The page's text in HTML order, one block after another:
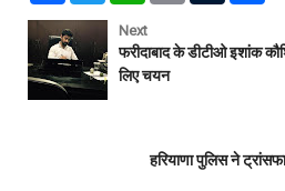
e
b
o
o
k
t
e
r
t
s
A
p
l
l
e
Next
फरीदाबाद के डीटीओ इशांक
लिए चयन
हरियाणा पुलिस ने